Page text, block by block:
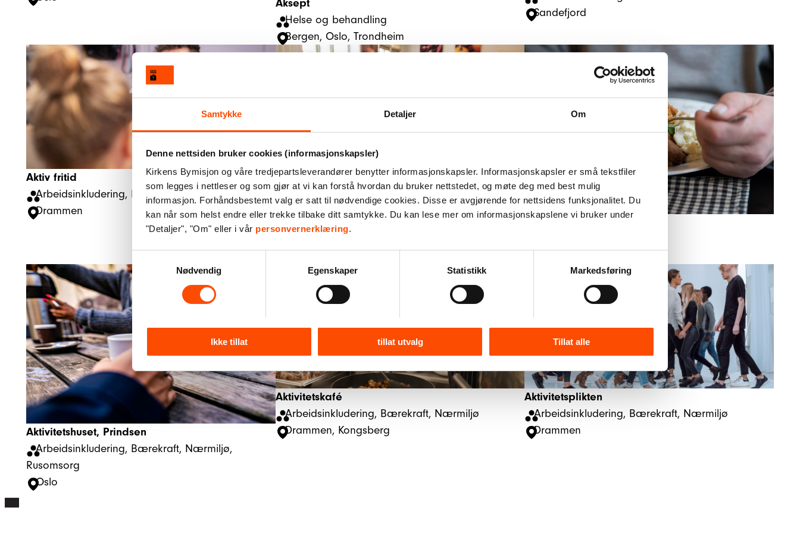
Samtykke Detaljer Om
Denne nettsiden bruker cookies (informasjonskapsler)
Kirkens Bymisjon og våre tredjepartsleverandører benytter informasjonskapsler. Informasjonskapsler er små tekstfiler
som legges i nettleser og som gjør at vi kan forstå hvordan du bruker nettstedet, og møte deg med best mulig
informasjon. Forhåndsbestemt valg er satt til nødvendige cookies. Disse er avgjørende for nettsidens funksjonalitet. Du
kan når som helst endre eller trekke tilbake ditt samtykke. Du kan lese mer om informasjonskapslene vi bruker under
"Detaljer", "Om" eller i vår personvernerklæring.
Nødvendig
Egenskaper Statistikk Markedsføring
Ikke tillat tillat utvalg Tillat alle
Aksept
Helse og behandling
Bergen, Oslo, Trondheim
Sandefjord
Aktiv fritid
Arbeidsinkludering, Nærmiljø
Drammen
Aktivitetshuset, Bjerke
Arbeidsinkludering
Aktivitetshuset, Haugesund
Aktivitetshuset, Prindsen
Arbeidsinkludering, Bærekraft, Nærmiljø,
Rusomsorg
Oslo
Aktivitetskafé
Arbeidsinkludering, Bærekraft, Nærmiljø
Drammen, Kongsberg
Aktivitetsplikten
Arbeidsinkludering, Bærekraft, Nærmiljø
Drammen